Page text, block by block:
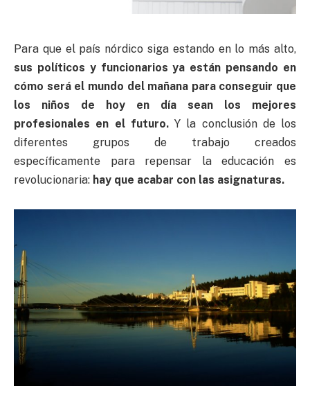
Para que el país nórdico siga estando en lo más alto,
sus políticos y funcionarios ya están pensando en
cómo será el mundo del mañana para conseguir que
los niños de hoy en día sean los mejores
profesionales en el futuro.Y la conclusión de los
diferentes grupos de trabajo creados
específicamente para repensar la educación es
revolucionaria: hay que acabar con las asignaturas.